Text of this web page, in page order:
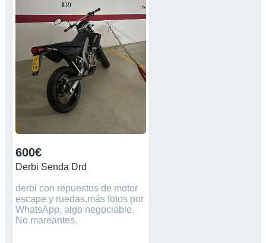
600€
Derbi Senda Drd
derbi con repuestos de motor
escape y ruedas,más fotos por
WhatsApp, algo negociable.
No mareantes.